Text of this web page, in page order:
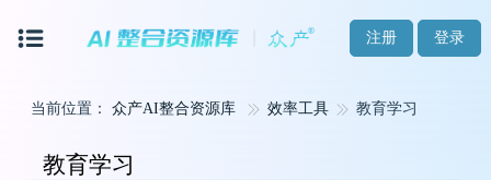
注册 登录
当前位置： 众产AI整合资源库 效率工具 教育学习
教育学习